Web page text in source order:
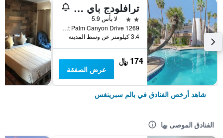
ترافلودج باي ويندام بالم سبرينجز
2 نجمتين
لا بأس 5.9
1269 East Palm Canyon Drive, بالم سبرينغس, CA, الولايات المتحدة الأميريكية
3.4 كيلومتر عن وسط المدينة
174 ﷼
عرض الصفقة
شاهد أرخص الفنادق في بالم سبرينغس
الفنادق الموصى بها